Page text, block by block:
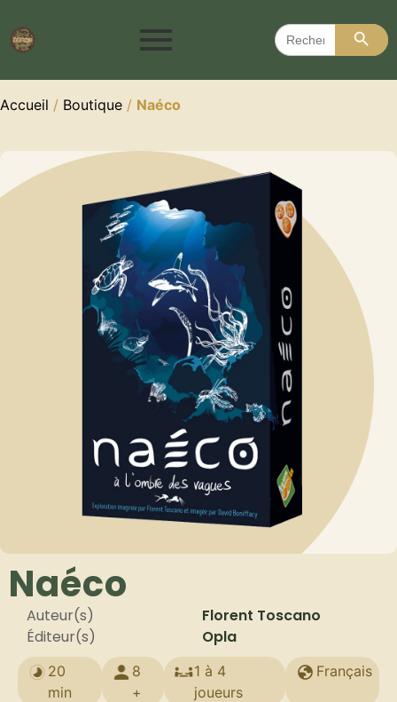
Search
for:
Search
Accueil / Boutique / Naéco
Naéco
Auteur(s)
Florent Toscano
Éditeur(s)
Opla
20
min
8
+
1 à 4
joueurs
Français